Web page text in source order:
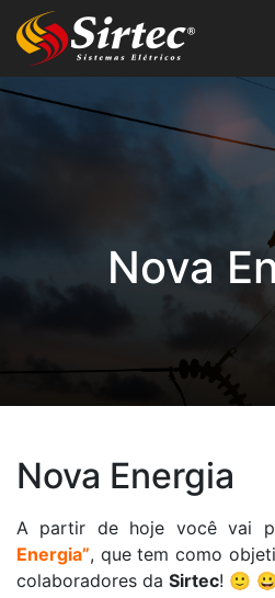
Nova
Nova Energia
A partir de hoje você vai
Energia”, que tem como
colaboradores da Sirtec! 🙂